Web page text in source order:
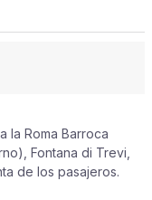
a la Roma Barroca
Fontana di Trevi,
de los pasajeros.